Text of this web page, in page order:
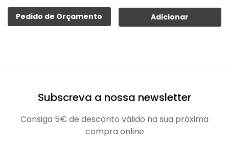
Pedido de Orçamento Adicionar
Subscreva a nossa newsletter
Consiga 5€ de desconto válido na sua próxima
compra online